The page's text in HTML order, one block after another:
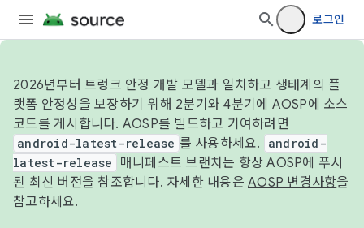
로그인
2026년부터 트렁크 안정 개발 모델과 일치하고 생태계의 플
랫폼 안정성을 보장하기 위해 2분기와 4분기에 AOSP에 소스
코드를 게시합니다. AOSP를 빌드하고 기여하려면
android-latest-release 를 사용하세요.
android-
latest-release
매니페스트 브랜치는 항상 AOSP에 푸시
된 최신 버전을 참조합니다. 자세한 내용은 AOSP 변경사항을
참고하세요.